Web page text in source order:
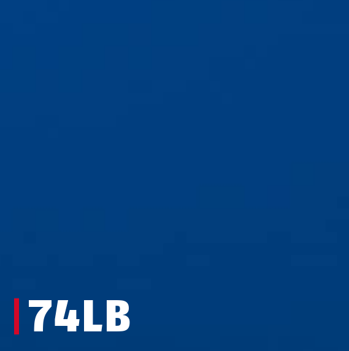
74LB